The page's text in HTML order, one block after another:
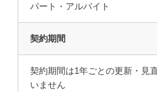
パート・アルバイト
契約期間
契約期間は1年ごとの更新・見
いません